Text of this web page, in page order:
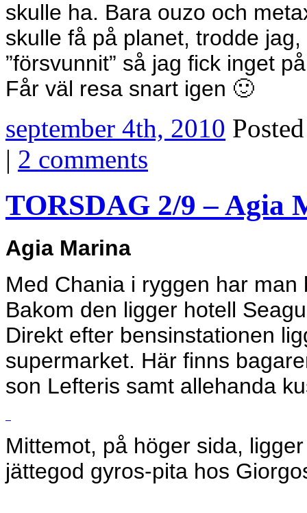
skulle ha. Bara ouzo och
skulle få på planet, trodde
”försvunnit” så jag fick inget
Får väl resa snart igen 🙂
september 4th, 2010
| 2 comments
TORSDAG 2/9 – Agia
Agia Marina
Med Chania i ryggen har
Bakom den ligger hotell
Direkt efter bensinstationen
supermarket. Här finns
son Lefteris samt allehanda
Mittemot, på höger sida,
jättegod gyros-pita hos